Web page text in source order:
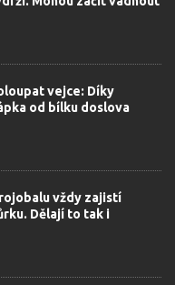
vejce: Díky
od bílku doslova
vždy zajistí
Dělají to tak i